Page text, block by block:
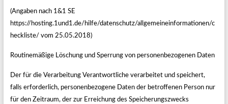
(Angaben nach 1&1 SE
https://hosting.1und1.de/hilfe/datenschutz/allgemeineinformationen/c
heckliste/ vom 25.05.2018)
Routinemäßige Löschung und Sperrung von personenbezogenen Daten
Der für die Verarbeitung Verantwortliche verarbeitet und speichert,
falls erforderlich, personenbezogene Daten der betroffenen Person nur
für den Zeitraum, der zur Erreichung des Speicherungszwecks